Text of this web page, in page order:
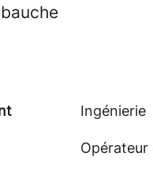
Ingénierie
Opérateur